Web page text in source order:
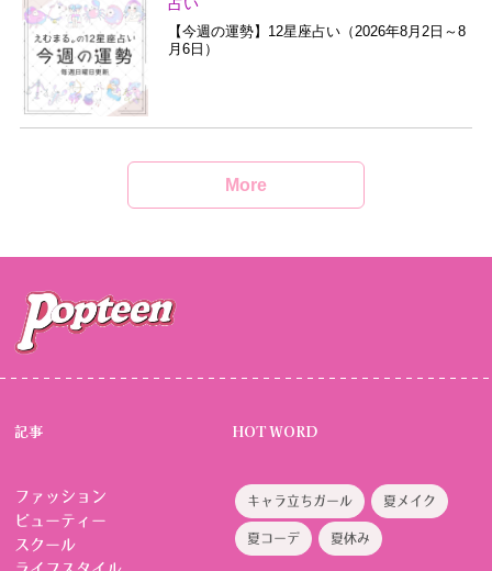
【今週の運勢】12星座占い（2026年8月2日～8
月6日）
More
記事
ファッション
ビューティー
スクール
HOT WORD
キャラ立ちガール 夏メイク
夏コーデ 夏休み